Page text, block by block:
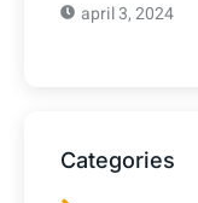
april 3, 2024
Categories